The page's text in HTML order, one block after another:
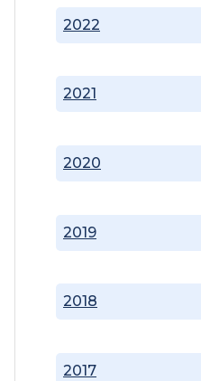
2017
2018
2019
2020
2021
2022